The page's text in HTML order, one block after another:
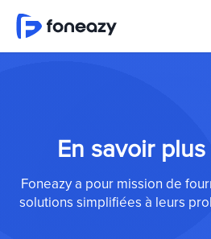
En savoir
Foneazy a pour mission de
solutions simplifiées à leurs